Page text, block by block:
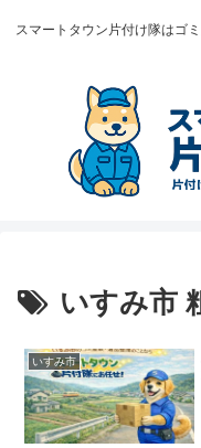
スマートタウン片付け隊はゴ
いすみ市
いすみ市